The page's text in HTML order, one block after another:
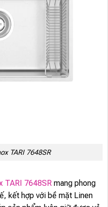
TARI 7648SR
TARI 7648SRmang phong
kết hợp với bề mặt Linen